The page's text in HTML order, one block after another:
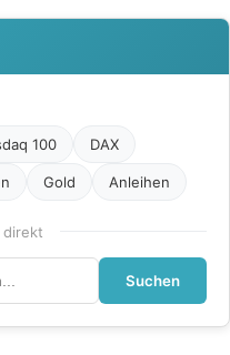
100 DAX
Gold Anleihen
Suchen